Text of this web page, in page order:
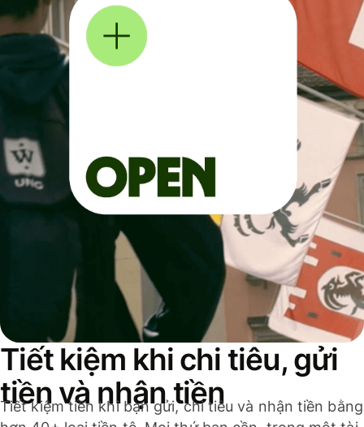
Tiết kiệm khi chi tiêu, gửi
tiền và nhận tiền
Tiết kiệm tiền khi bạn gửi, chi tiêu và nhận tiền bằng